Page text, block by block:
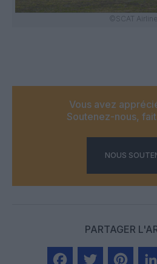
©SCAT
Vous avez
Soutenez-nous,
NOUS
PARTAGER